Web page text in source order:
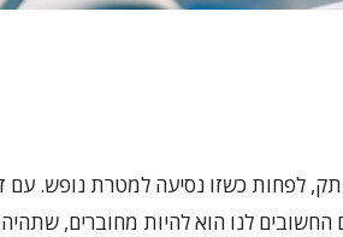
לפחות כשזו נסיעה למטרת נופש. עם
לנו הוא להיות מחוברים, שתהיה